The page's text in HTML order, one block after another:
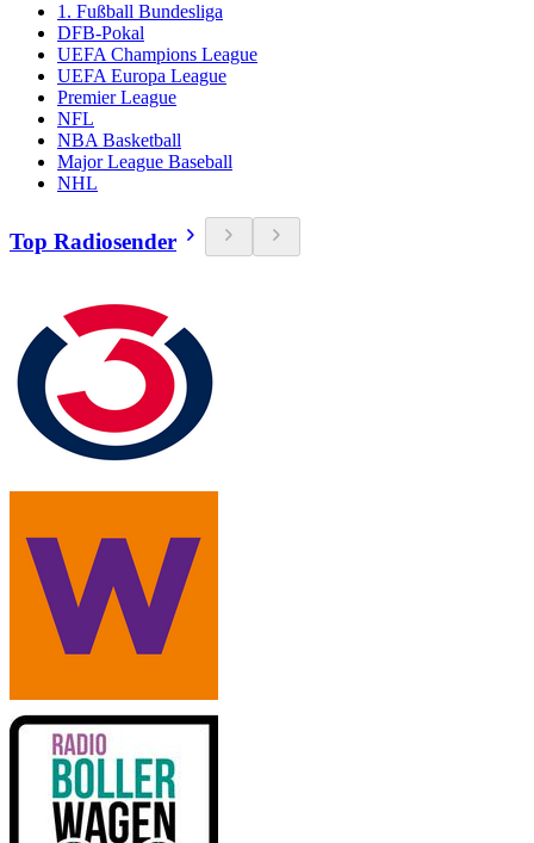
1. Fußball Bundesliga
DFB-Pokal
UEFA Champions League
UEFA Europa League
Premier League
NFL
NBA Basketball
Major League Baseball
NHL
Top Radiosender